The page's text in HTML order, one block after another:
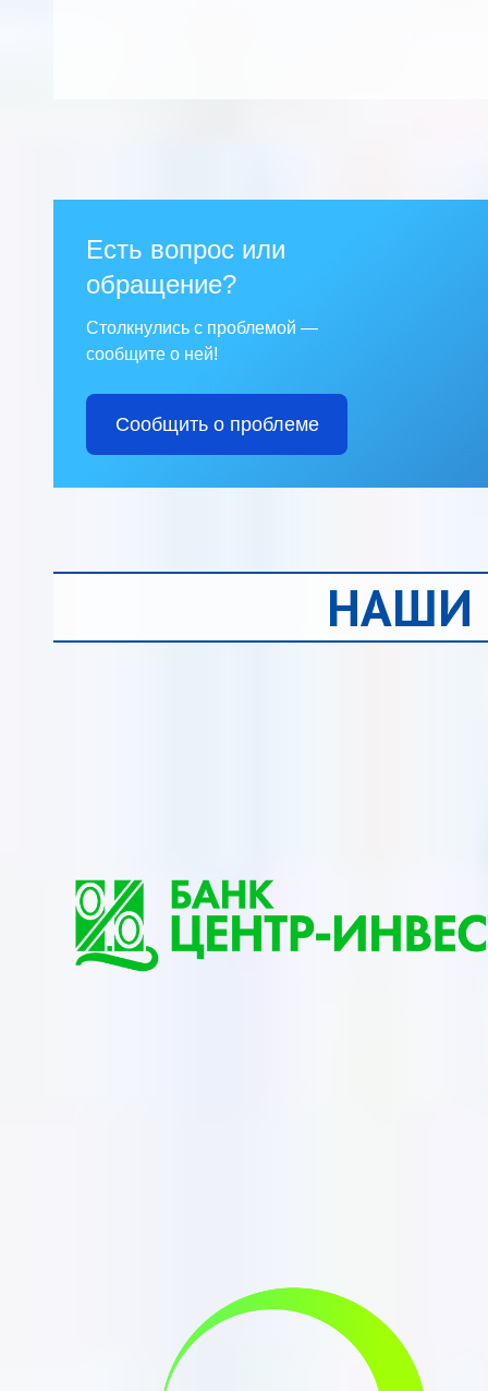
Есть вопрос или
обращение?
Столкнулись с проблемой —
сообщите о ней!
Сообщить о проблеме
НАШИ